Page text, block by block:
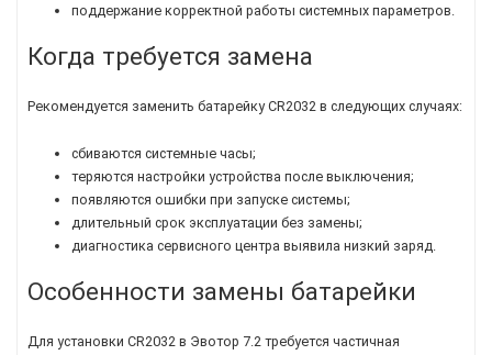
поддержание корректной работы системных параметров.
Когда требуется замена
Рекомендуется заменить батарейку CR2032 в следующих случаях:
сбиваются системные часы;
теряются настройки устройства после выключения;
появляются ошибки при запуске системы;
длительный срок эксплуатации без замены;
диагностика сервисного центра выявила низкий заряд.
Особенности замены батарейки
Для установки CR2032 в Эвотор 7.2 требуется частичная